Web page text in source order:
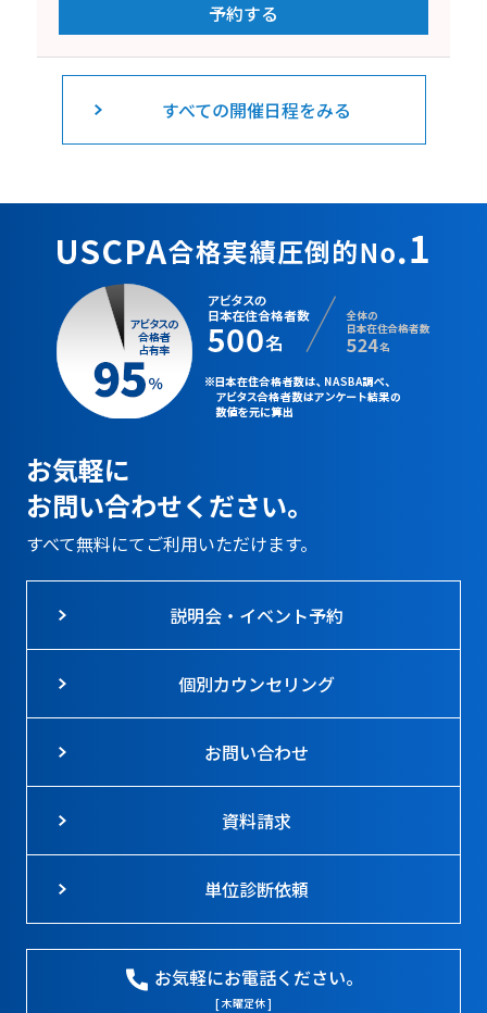
予約する
すべての開催日程をみる
お気軽に
お問い合わせください。
すべて無料にてご利用いただけます。
説明会・イベント予約
個別カウンセリング
お問い合わせ
資料請求
単位診断依頼
お気軽にお電話ください。
[ 木曜定休 ]